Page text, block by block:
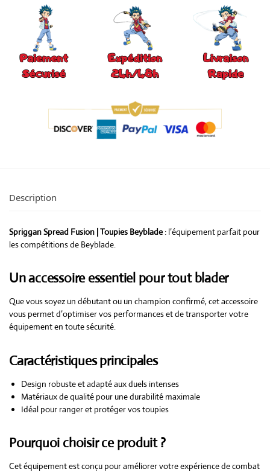
Description
Spriggan Spread Fusion | Toupies Beyblade : l’équipement parfait pour
les compétitions de Beyblade.
Un accessoire essentiel pour tout blader
Que vous soyez un débutant ou un champion confirmé, cet accessoire
vous permet d’optimiser vos performances et de transporter votre
équipement en toute sécurité.
Caractéristiques principales
Design robuste et adapté aux duels intenses
Matériaux de qualité pour une durabilité maximale
Idéal pour ranger et protéger vos toupies
Pourquoi choisir ce produit ?
Cet équipement est conçu pour améliorer votre expérience de combat